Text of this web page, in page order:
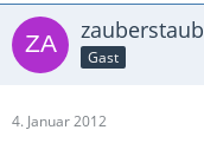
zauberstaub
Gast
4. Januar 2012